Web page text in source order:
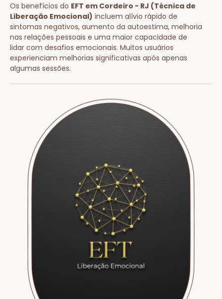
Os benefícios do EFT em Cordeiro - RJ (Técnica de
Liberação Emocional) incluem alívio rápido de
sintomas negativos, aumento da autoestima, melhoria
nas relações pessoais e uma maior capacidade de
lidar com desafios emocionais. Muitos usuários
experienciam melhorias significativas após apenas
algumas sessões.